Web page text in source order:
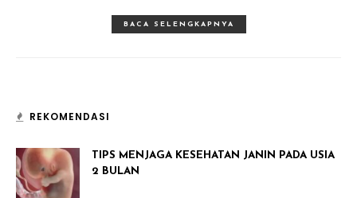
BACA SELENGKAPNYA
REKOMENDASI
TIPS MENJAGA KESEHATAN JANIN PADA USIA
2 BULAN